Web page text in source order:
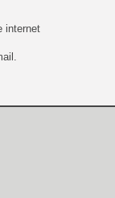
internet